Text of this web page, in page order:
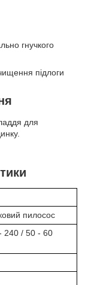
гнучкого
підлоги
для
пилосос
240 / 50 - 60